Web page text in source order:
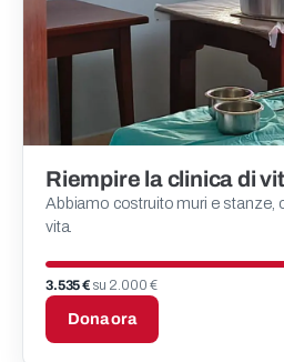
Riempire la clinica di
Abbiamo costruito muri e stanze,
vita.
3.535 €su 2.000 €
Dona ora